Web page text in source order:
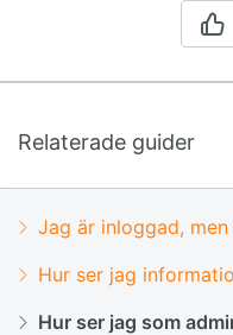
Relaterade guider
Jag är inloggad,
Hur ser jag
Hur ser jag som